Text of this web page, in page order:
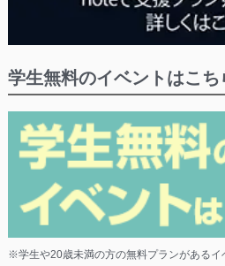
学生無料のイベントはこち
※学生や20歳未満の方の無料プランがあるイ